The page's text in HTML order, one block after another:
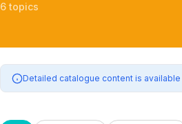
6 topics
Detailed catalogue content is available